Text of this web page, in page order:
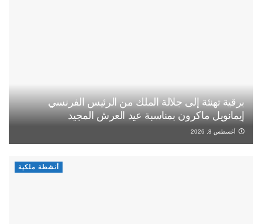
برقية تهنئة إلى جلالة الملك من الرئيس الفرنسي
إيمانويل ماكرون بمناسبة عيد العرش المجيد
أغسطس 8, 2026
أنشطة ملكية